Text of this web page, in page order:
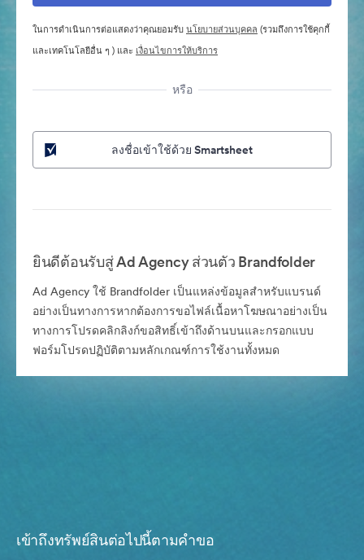
ในการดำเนินการต่อแสดงว่าคุณยอมรับนโยบายส่วนบุคคล (รวมถึงการใช้คุกกี้
และเทคโนโลยีอื่น ๆ ) และ เงื่อนไขการให้บริการ
หรือ
ลงชื่อเข้าใช้ด้วย Smartsheet
ยินดีต้อนรับสู่ Ad Agency ส่วนตัว Brandfolder
Ad Agency ใช้ Brandfolder เป็นแหล่งข้อมูลสำหรับแบรนด์
อย่างเป็นทางการหากต้องการขอไฟล์เนื้อหาโฆษณาอย่างเป็น
ทางการโปรดคลิกลิงก์ขอสิทธิ์เข้าถึงด้านบนและกรอกแบบ
ฟอร์มโปรดปฏิบัติตามหลักเกณฑ์การใช้งานทั้งหมด
เข้าถึงทรัพย์สินต่อไปนี้ตามคำขอ